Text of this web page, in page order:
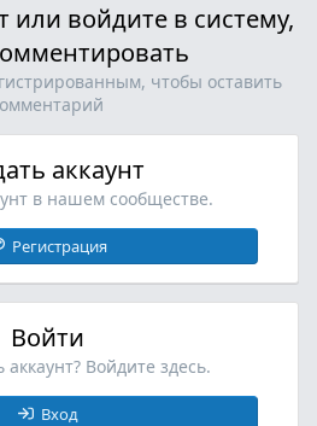
или войдите в систему,
чтобы оставить
аккаунт
в нашем сообществе.
Регистрация
Войти
аккаунт? Войдите здесь.
Вход